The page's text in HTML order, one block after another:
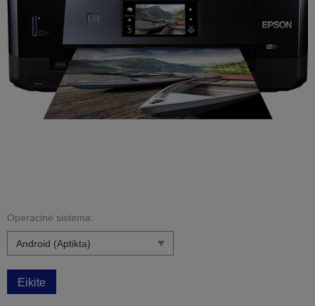
Operacinė sistema:
Eikite